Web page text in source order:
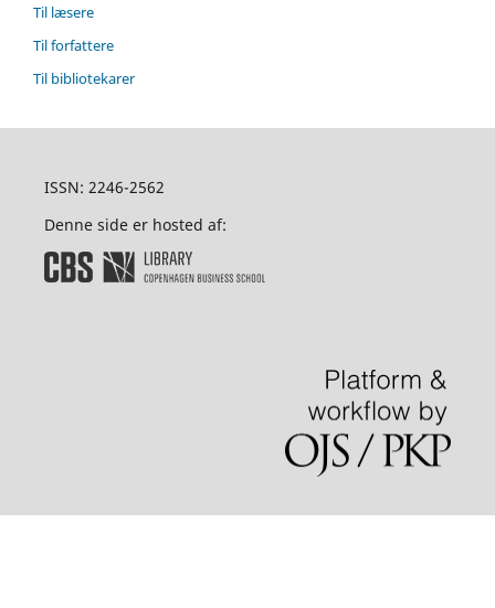
Til læsere
Til forfattere
Til bibliotekarer
ISSN: 2246-2562
Denne side er hosted af: